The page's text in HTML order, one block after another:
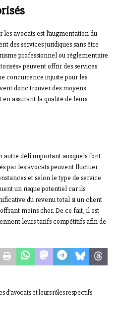
avocats est l’augmentation du
des services juridiques sans être
professionnel ou réglementaire
peuvent offrir des services
concurrence injuste pour les
donc trouver des moyens
en assurant la qualité de leurs
autre défi important auxquels font
par les avocats peuvent fluctuer
et selon le type de service
un risque potentiel car ils
du revenu total si un client
moins cher. De ce fait, il est
leurs tarifs compétitifs afin de
d’avocats et leurs rôles respectifs